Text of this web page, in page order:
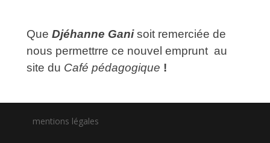
Que Djéhanne Ganisoit remerciée de
nous permettrre ce nouvel emprunt au
site du Café pédagogique !
mentions légales